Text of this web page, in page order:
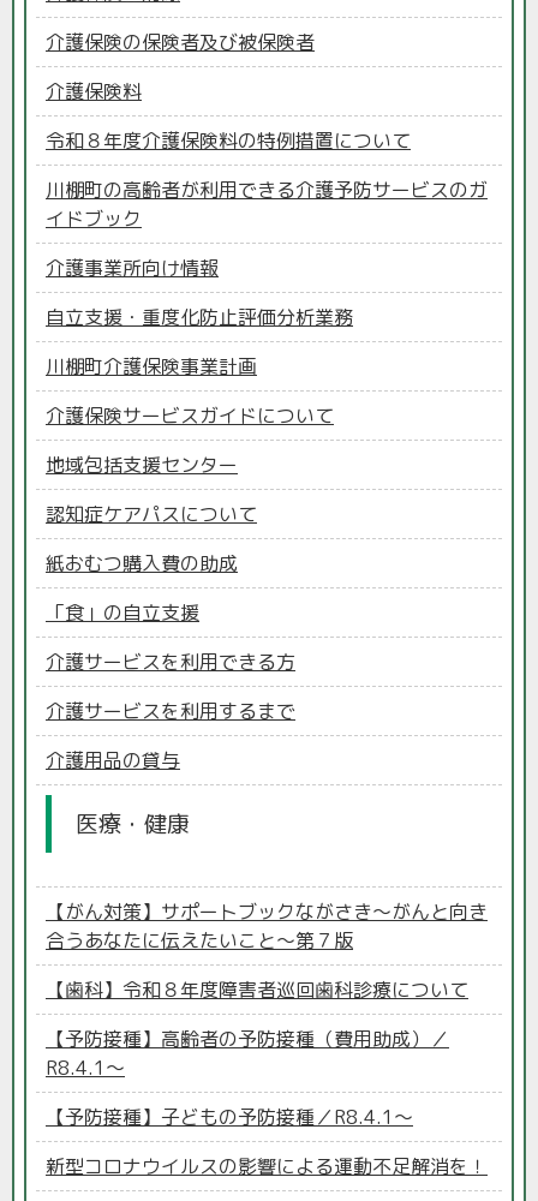
介護保険の保険者及び被保険者
介護保険料
令和８年度介護保険料の特例措置について
川棚町の高齢者が利用できる介護予防サービスのガ
イドブック
介護事業所向け情報
自立支援・重度化防止評価分析業務
川棚町介護保険事業計画
介護保険サービスガイドについて
地域包括支援センター
認知症ケアパスについて
紙おむつ購入費の助成
「食」の自立支援
介護サービスを利用できる方
介護サービスを利用するまで
介護用品の貸与
医療・健康
【がん対策】サポートブックながさき～がんと向き
合うあなたに伝えたいこと～第７版
【歯科】令和８年度障害者巡回歯科診療について
【予防接種】高齢者の予防接種（費用助成）／
R8.4.1～
【予防接種】子どもの予防接種／R8.4.1～
新型コロナウイルスの影響による運動不足解消を！